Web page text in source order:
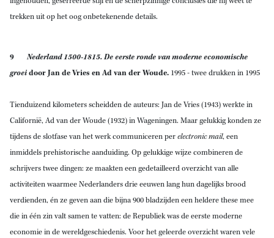
trekken uit op het oog onbetekenende details.
9Nederland 1500-1815. De eerste ronde van moderne economische
groeidoor Jan de Vries en Ad van der Woude. 1995- twee drukken in 1995
Tienduizend kilometers scheidden de auteurs: Jan de Vries (1943) werkte in
Californië, Ad van der Woude (1932) in Wageningen. Maar gelukkig konden ze
tijdens de slotfase van het werk communiceren perelectronic mail, een
inmiddels prehistorische aanduiding. Op gelukkige wijze combineren de
schrijvers twee dingen: ze maakten een gedetailleerd overzicht van alle
activiteiten waarmee Nederlanders drie eeuwen lang hun dagelijks brood
verdienden, én ze geven aan die bijna 900 bladzijden een heldere these mee
die in één zin valt samen te vatten: de Republiek was de eerste moderne
economie in de wereldgeschiedenis. Voor het geleerde overzicht waren vele